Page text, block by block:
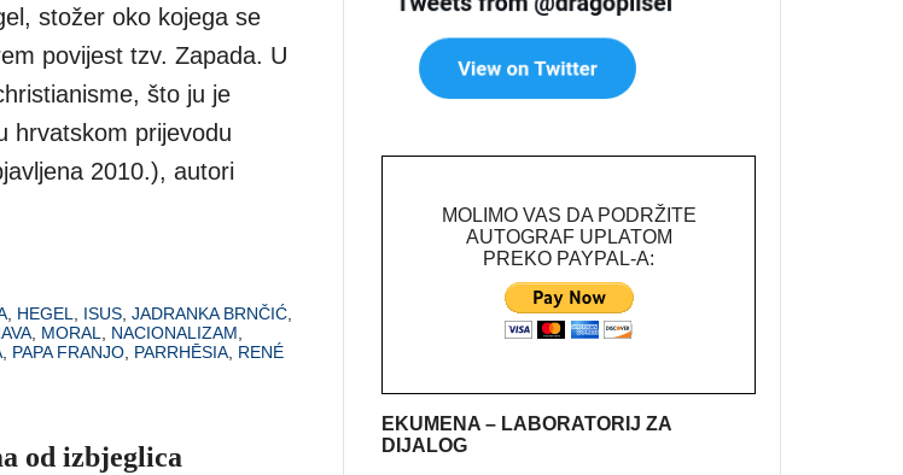
stožer oko kojega se
povijest tzv. Zapada. U
što ju je
hrvatskom prijevodu
2010.), autori
, HEGEL, ISUS, JADRANKA BRNČIĆ,
, MORAL, NACIONALIZAM,
, PAPA FRANJO, PARRHĒSIA, RENÉ
od izbjeglica
MOLIMO VAS DA PODRŽITE
AUTOGRAF UPLATOM
PREKO PAYPAL-A:
EKUMENA – LABORATORIJ ZA
DIJALOG